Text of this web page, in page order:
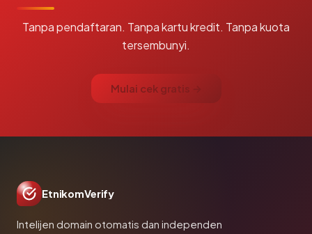
Tanpa pendaftaran. Tanpa kartu kredit. Tanpa kuota
tersembunyi.
Mulai cek gratis →
EtnikomVerify
Intelijen domain otomatis dan independen